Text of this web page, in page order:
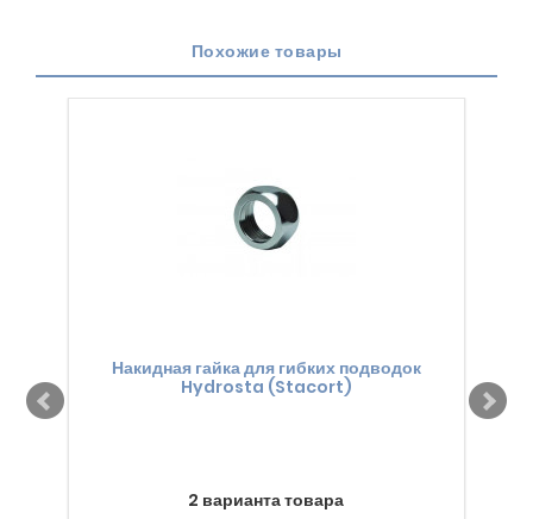
Похожие товары
Накидная гайка для гибких подводок
Hydrosta (Stacort)
2 варианта товара